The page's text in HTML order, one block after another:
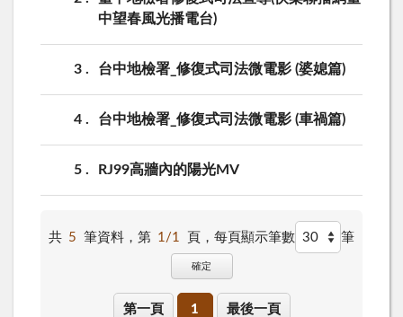
中望春風光播電台)
3 台中地檢署_修復式司法微電影 (婆媳篇)
4 台中地檢署_修復式司法微電影 (車禍篇)
5 RJ99高牆內的陽光MV
共 5 筆資料，第 1/1 頁， 每頁顯示筆數 筆
確定
第一頁 1 最後一頁